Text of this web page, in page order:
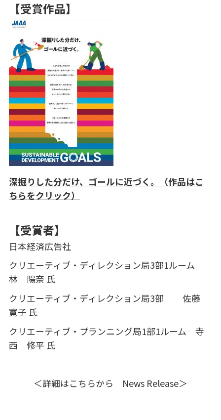
【受賞作品】
深掘りした分だけ、ゴールに近づく。（作品はこ
ちらをクリック）
【受賞者】
日本経済広告社
クリエーティブ・ディレクション局3部1ルーム
林 陽奈 氏
クリエーティブ・ディレクション局3部
佐藤
寛子 氏
クリエーティブ・プランニング局1部1ルーム 寺
西 修平 氏
＜詳細はこちらから News Release＞